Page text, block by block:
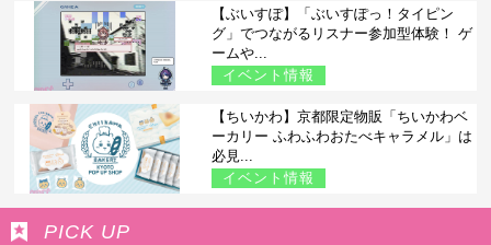
【ぶいすぽ】「ぶいすぽっ！タイピン
グ」でつながるリスナー参加型体験！ ゲ
ームや...
イベント情報
【ちいかわ】京都限定物販「ちいかわベ
ーカリー ふわふわおたべキャラメル」は
必見...
イベント情報
PICK UP